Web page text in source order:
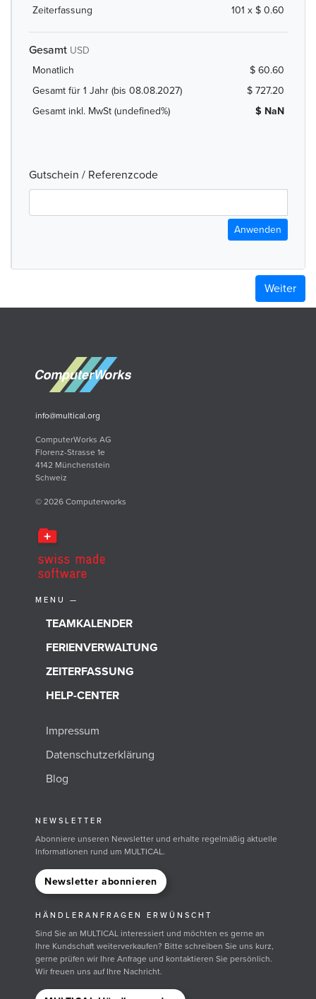
Zeiterfassung 101 x $ 0.60
Gesamt USD
Monatlich
$ 60.60
Gesamt für 1 Jahr (bis 08.08.2027)
$ 727.20
Gesamt inkl. MwSt (undefined%)
$ NaN
Gutschein / Referenzcode
Anwenden
Weiter
info@multical.org
ComputerWorks AG
Florenz-Strasse 1e
4142 Münchenstein
Schweiz
© 2026 Computerworks
MENU —
TEAMKALENDER
FERIENVERWALTUNG
ZEITERFASSUNG
HELP-CENTER
Impressum
Datenschutzerklärung
Blog
NEWSLETTER
Abonniere unseren Newsletter und erhalte regelmäßig aktuelle
Informationen rund um MULTICAL.
Newsletter abonnieren
HÄNDLERANFRAGEN ERWÜNSCHT
Sind Sie an MULTICAL interessiert und möchten es gerne an
Ihre Kundschaft weiterverkaufen? Bitte schreiben Sie uns kurz,
gerne prüfen wir Ihre Anfrage und kontaktieren Sie persönlich.
Wir freuen uns auf Ihre Nachricht.